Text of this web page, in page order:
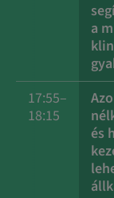
a
17:55–
18:15
és